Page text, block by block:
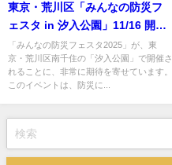
東京・荒川区「みんなの防災フ
ェスタ in 汐入公園」11/16 開
催！
「みんなの防災フェスタ2025」が、東
京・荒川区南千住の「汐入公園」で開催さ
れることに、非常に期待を寄せています。
このイベントは、防災に...